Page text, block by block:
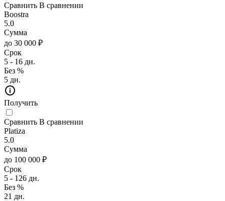
Сравнить В сравнении
Boostra
5.0
Сумма
до 30 000 ₽
Срок
5 - 16 дн.
Без %
5 дн.
Получить
Сравнить В сравнении
Platiza
5.0
Сумма
до 100 000 ₽
Срок
5 - 126 дн.
Без %
21 дн.